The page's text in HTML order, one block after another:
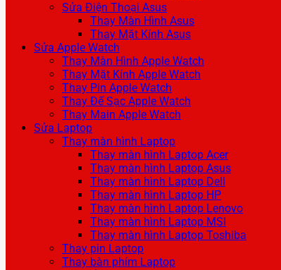
Sửa Điện Thoại Asus
Thay Màn Hình Asus
Thay Mặt Kính Asus
Sửa Apple Watch
Thay Màn Hình Apple Watch
Thay Mặt Kính Apple Watch
Thay Pin Apple Watch
Thay Đế Sạc Apple Watch
Thay Main Apple Watch
Sửa Laptop
Thay màn hình Laptop
Thay màn hình Laptop Acer
Thay màn hình Laptop Asus
Thay màn hình Laptop Dell
Thay màn hình Laptop HP
Thay màn hình Laptop Lenovo
Thay màn hình Laptop MSI
Thay màn hình Laptop Toshiba
Thay pin Laptop
Thay bàn phím Laptop